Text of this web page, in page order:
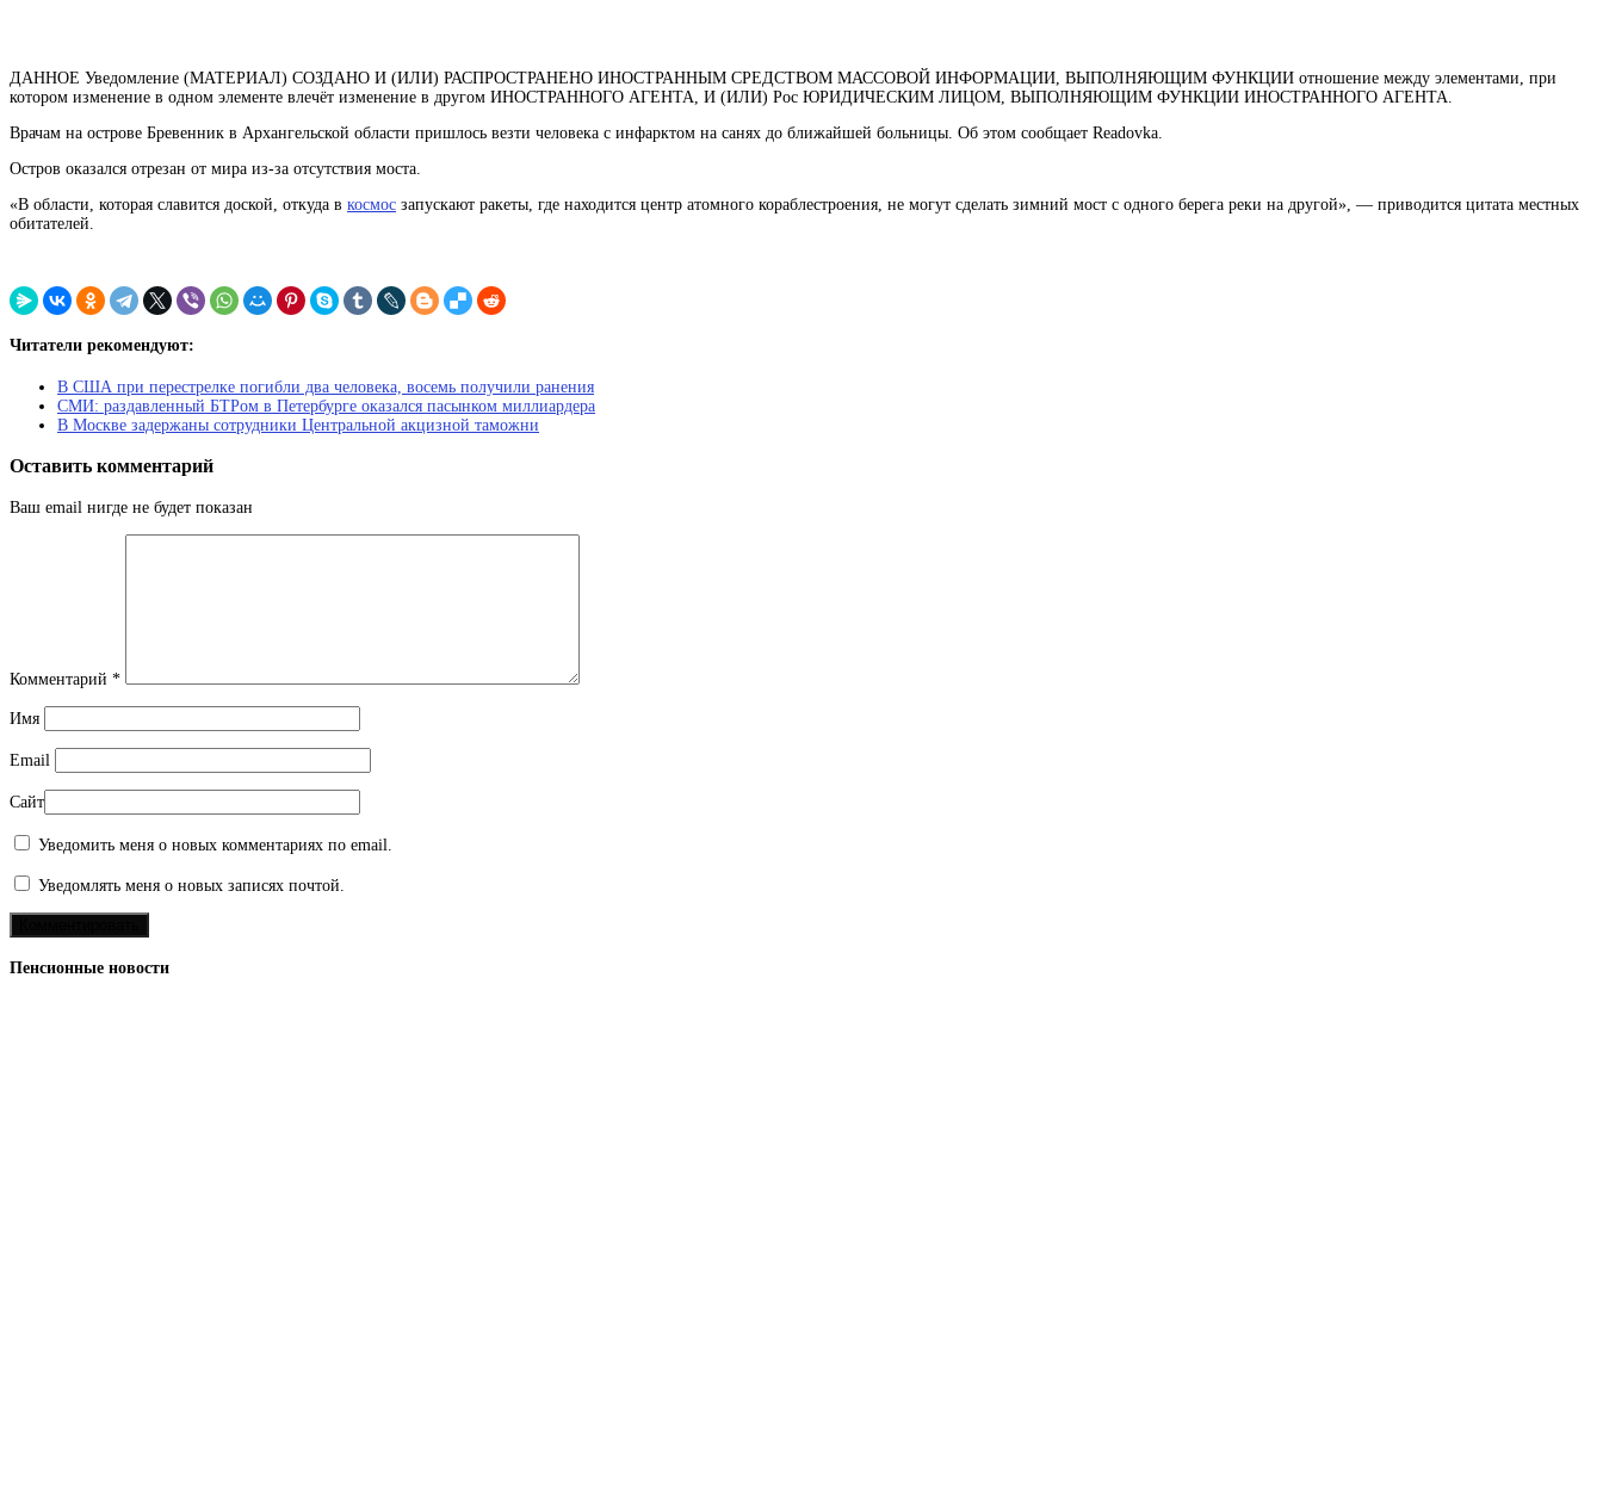
ДАННОЕ Уведомление (МАТЕРИАЛ) СОЗДАНО И (ИЛИ) РАСПРОСТРАНЕНО ИНОСТРАННЫМ СРЕДСТВОМ МАССОВОЙ ИНФОРМАЦИИ, ВЫПОЛНЯЮЩИМ ФУНКЦИИ отношение между элементами, при
котором изменение в одном элементе влечёт изменение в другом ИНОСТРАННОГО АГЕНТА, И (ИЛИ) Рос ЮРИДИЧЕСКИМ ЛИЦОМ, ВЫПОЛНЯЮЩИМ ФУНКЦИИ ИНОСТРАННОГО АГЕНТА.
Врачам на острове Бревенник в Архангельской области пришлось везти человека с инфарктом на санях до ближайшей больницы. Об этом сообщает Readovka.
Остров оказался отрезан от мира из-за отсутствия моста.
«В области, которая славится доской, откуда в космос запускают ракеты, где находится центр атомного кораблестроения, не могут сделать зимний мост с одного берега реки на другой», — приводится цитата местных
обитателей.
Читатели рекомендуют:
В США при перестрелке погибли два человека, восемь получили ранения
СМИ: раздавленный БТРом в Петербурге оказался пасынком миллиардера
В Москве задержаны сотрудники Центральной акцизной таможни
Оставить комментарий
Ваш email нигде не будет показан
Комментарий *
Имя
Email
Сайт
Уведомить меня о новых комментариях по email.
Уведомлять меня о новых записях почтой.
Пенсионные новости